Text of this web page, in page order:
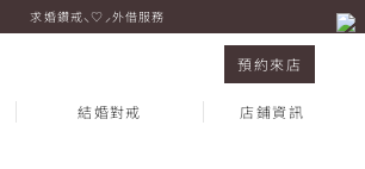
信義新天地A8館店的顧客心聲
求婚鑽戒⸜♡⸝外借服務
預約來店
結婚對戒 店鋪資訊